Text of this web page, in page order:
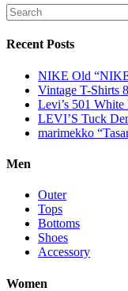
Recent Posts
NIKE Old
Vintage T-Shirts
Levi’s 501
LEVI’S Tuck
marimekko
Men
Outer
Tops
Bottoms
Shoes
Accessory
Women